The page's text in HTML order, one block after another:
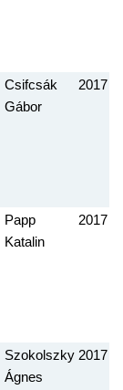
Csifcsák
Gábor
2017
Papp
Katalin
2017
Szokolszky
Ágnes
2017